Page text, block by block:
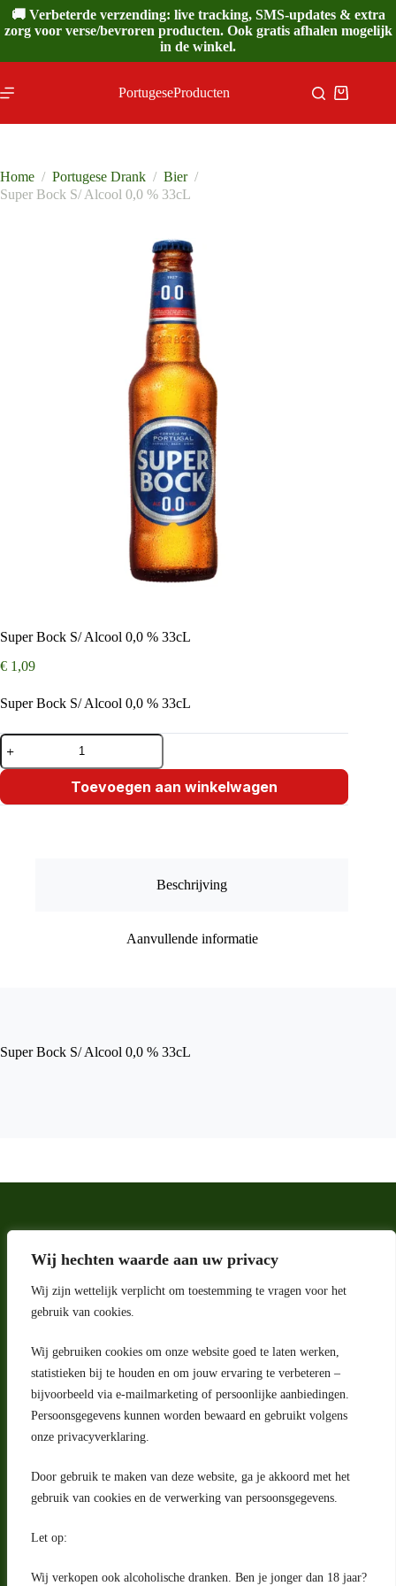
Wij hechten waarde aan uw privacy
Wij zijn wettelijk verplicht om toestemming te vragen voor het
gebruik van cookies.
Wij gebruiken cookies om onze website goed te laten werken,
statistieken bij te houden en om jouw ervaring te verbeteren –
bijvoorbeeld via e-mailmarketing of persoonlijke aanbiedingen.
Persoonsgegevens kunnen worden bewaard en gebruikt volgens
onze privacyverklaring.
Door gebruik te maken van deze website, ga je akkoord met het
gebruik van cookies en de verwerking van persoonsgegevens.
Let op:
Wij verkopen ook alcoholische dranken. Ben je jonger dan 18 jaar?
Ga
naar
de
🚚 Verbeterde verzending: live tracking, SMS-updates & extra
zorg voor verse/bevroren producten. Ook gratis afhalen mogelijk
in de winkel.
PortugeseProducten
Home / Portugese Drank / Bier /
Super Bock S/ Alcool 0,0 % 33cL
Super Bock S/ Alcool 0,0 % 33cL
€ 1,09
Super Bock S/ Alcool 0,0 % 33cL
Super
Bock
S/
0,0
Toevoegen aan winkelwagen
Beschrijving
Aanvullende informatie
Super Bock S/ Alcool 0,0 % 33cL
Adres
Riga 4 E
2993 LW Barendrecht
Nederland
Contact
klantenservice@portugeseproducten.nl
Facebook
Herroepingsrecht